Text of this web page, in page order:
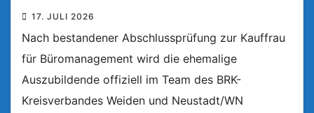
17. JULI 2026
Nach bestandener Abschlussprüfung zur Kauffrau
für Büromanagement wird die ehemalige
Auszubildende offiziell im Team des BRK-
Kreisverbandes Weiden und Neustadt/WN